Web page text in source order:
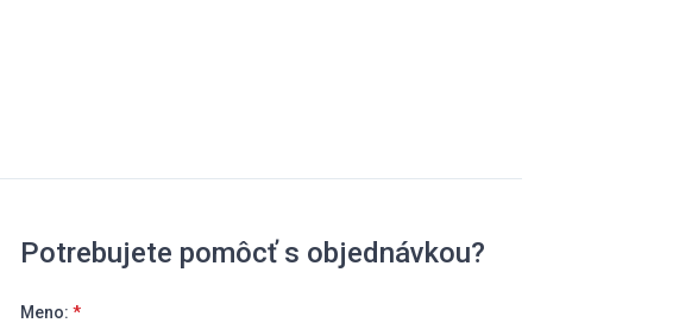
Potrebujete pomôcť s objednávkou?
Meno: *